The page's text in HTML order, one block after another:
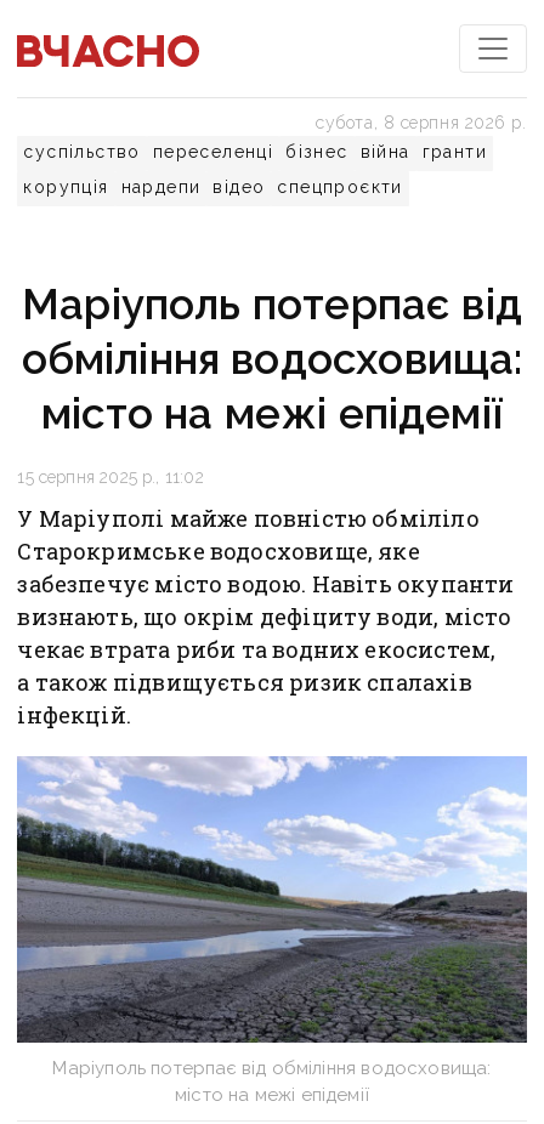
суспільство переселенці бізнес війна
гранти
корупція
нардепи відео спецпроєкти
субота, 8 серпня 2026 р.
Маріуполь потерпає від
обміління водосховища:
місто на межі епідемії
15 серпня 2025 р., 11:02
У Маріуполі майже повністю обміліло
Старокримське водосховище, яке
забезпечує місто водою. Навіть окупанти
визнають, що окрім дефіциту води, місто
чекає втрата риби та водних екосистем,
а також підвищується ризик спалахів
інфекцій.
Маріуполь потерпає від обміління водосховища:
місто на межі епідемії